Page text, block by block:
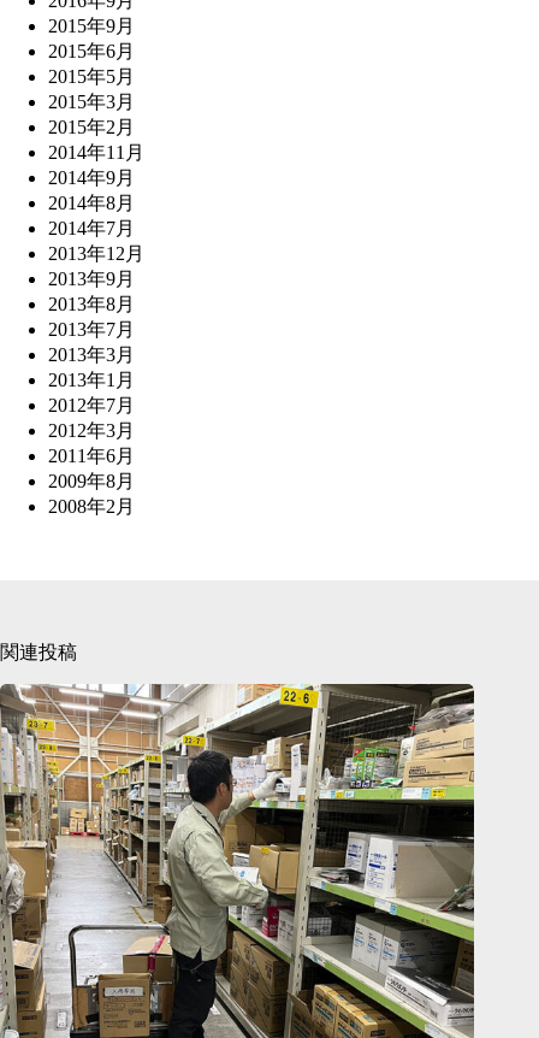
2015年9月
2015年6月
2015年5月
2015年3月
2015年2月
2014年11月
2014年9月
2014年8月
2014年7月
2013年12月
2013年9月
2013年8月
2013年7月
2013年3月
2013年1月
2012年7月
2012年3月
2011年6月
2009年8月
2008年2月
関連投稿